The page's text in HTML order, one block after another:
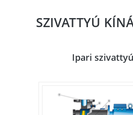
SZIVATTYÚ
Ipari